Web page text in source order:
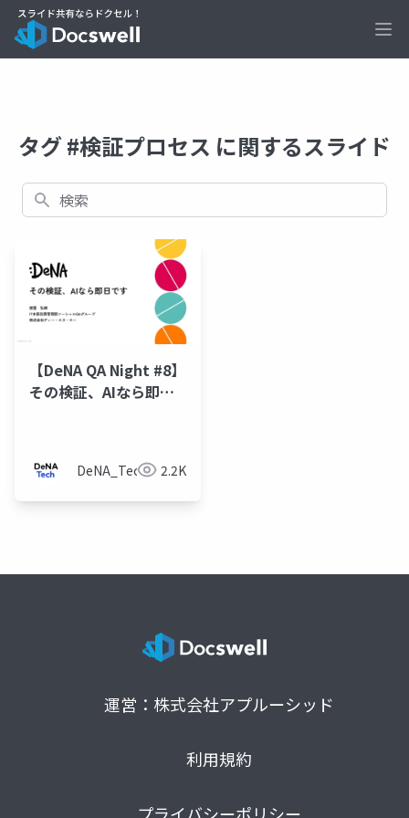
タグ #検証プロセス に関するスライド
検索
【DeNA QA Night #8】
その検証、AIなら即日
DeNA_Tech 2.2K
運営：株式会社アプルーシッド
利用規約
プライバシーポリシー